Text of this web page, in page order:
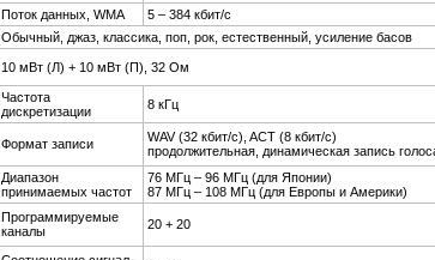
Поток данных, WMA
5 – 384 кбит/с
Обычный, джаз, классика, поп, рок, естественный, усиление басов
10 мВт (Л) + 10 мВт (П), 32 Ом
Частота
дискретизации
8 кГц
Формат записи
WAV (32 кбит/с), ACT (8 кбит/с)
продолжительная, динамическая запись
Диапазон
принимаемых частот
76 МГц – 96 МГц (для Японии)
87 МГц – 108 МГц (для Европы и Америки)
Программируемые
каналы
20 + 20